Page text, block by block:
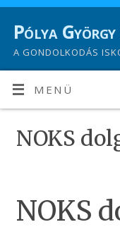
Pólya
A GONDOLKODÁS
MENÜ
NOKS
NOKS